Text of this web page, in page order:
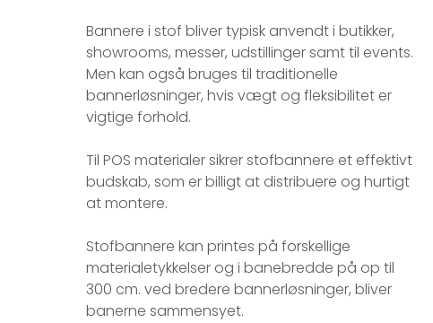
Bannere i stof bliver typisk anvendt i butikker,
showrooms, messer, udstillinger samt til events.
Men kan også bruges til traditionelle
bannerløsninger, hvis vægt og fleksibilitet er
vigtige forhold.​
Til POS materialer sikrer stofbannere et effektivt
budskab, som er billigt at distribuere og hurtigt
at montere.
Stofbannere kan printes på forskellige
materialetykkelser og i banebredde på op til
300 cm. ved bredere bannerløsninger, bliver
banerne sammensyet.​